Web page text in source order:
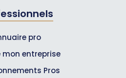
pro
mon entreprise
Pros